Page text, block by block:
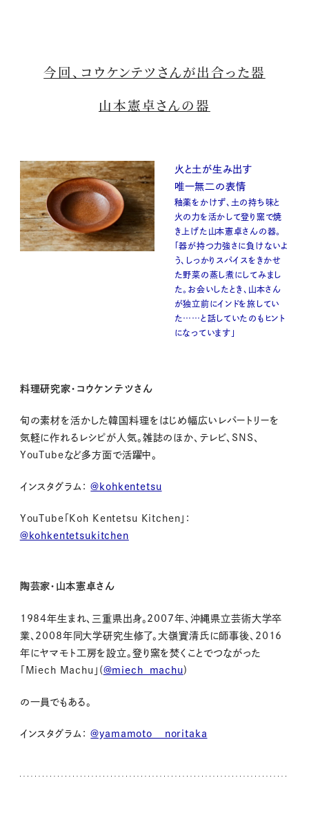
今回、コウケンテツさんが出合った器
山本憲卓さんの器
火と土が生み出す
唯一無二の表情
釉薬をかけず、土の持ち味と
火の力を活かして登り窯で焼
き上げた山本憲卓さんの器。
「器が持つ力強さに負けないよ
う、しっかりスパイスをきかせ
た野菜の蒸し煮にしてみまし
た。お会いしたとき、山本さん
が独立前にインドを旅してい
た……と話していたのもヒント
になっています」
料理研究家・コウケンテツさん
旬の素材を活かした韓国料理をはじめ幅広いレパートリーを
気軽に作れるレシピが人気。雑誌のほか、テレビ、SNS、
YouTubeなど多方面で活躍中。
インスタグラム：@kohkentetsu
YouTube「Koh Kentetsu Kitchen」：
@kohkentetsukitchen
陶芸家・山本憲卓さん
1984年生まれ、三重県出身。 2007年、沖縄県立芸術大学卒
業、 2008年同大学研究生修了。大嶺實清氏に師事後、 2016
年にヤマモト工房を設立。登り窯を焚くことでつながった
Miech Machu 」 (@miech_machu)
の一員でもある。
インスタグラム：@yamamoto__noritaka